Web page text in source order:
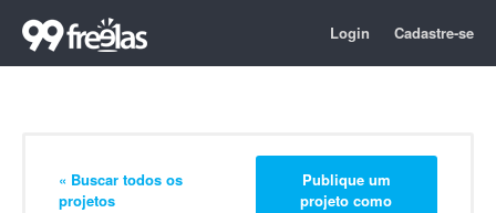
Login Cadastre-se
« Buscar todos os
projetos
Publique um
projeto como